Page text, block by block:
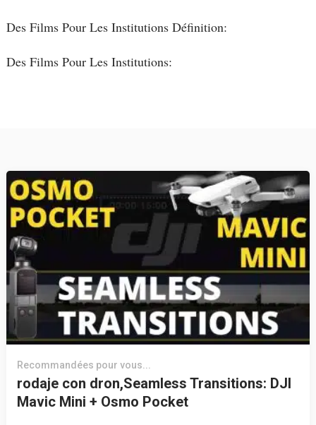
Des Films Pour Les Institutions Définition:
Des Films Pour Les Institutions:
Recommandées pour vous...
rodaje con dron,Seamless Transitions: DJI
Mavic Mini + Osmo Pocket